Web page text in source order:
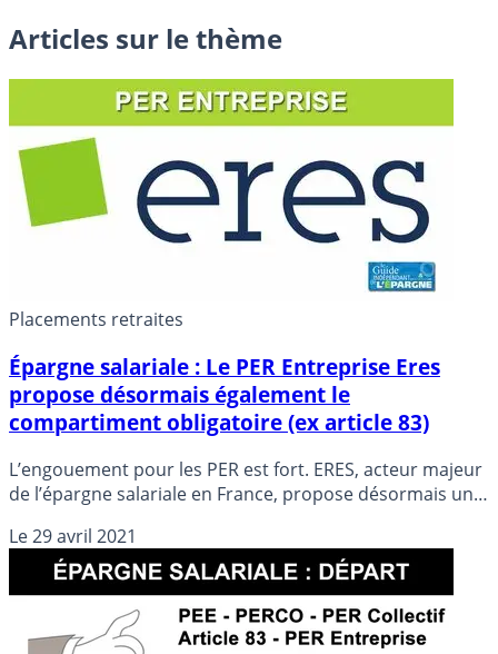
Articles sur le thème
Placements retraites
Épargne salariale : Le PER Entreprise Eres
propose désormais également le
compartiment obligatoire (ex article 83)
L’engouement pour les PER est fort. ERES, acteur majeur
de l’épargne salariale en France, propose désormais un
personnel (1), entreprise (2, ex PERCO) et obligatoire (3,
ex article 83).
Le29 avril 2021